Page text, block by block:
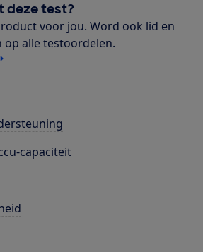
deze test?
voor jou. Word ook lid en
alle testoordelen.
capaciteit